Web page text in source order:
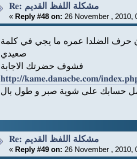
Re: مشكلة اللفظ القديم
« Reply #48 on: 26 November , 2010,
حرف الضلدا عمره ما يجي في كلمة
صعيدي
فشوف حضرتك الاجابة
http://kame.danacbe.com/
حسابك على شوية صبر و طول بال
Re: مشكلة اللفظ القديم
« Reply #49 on: 26 November , 2010,